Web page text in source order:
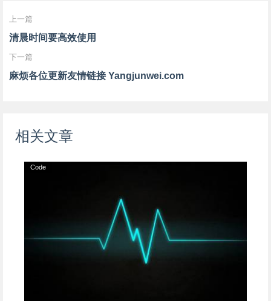
上一篇
清晨时间要高效使用
下一篇
麻烦各位更新友情链接 Yangjunwei.com
相关文章
Code